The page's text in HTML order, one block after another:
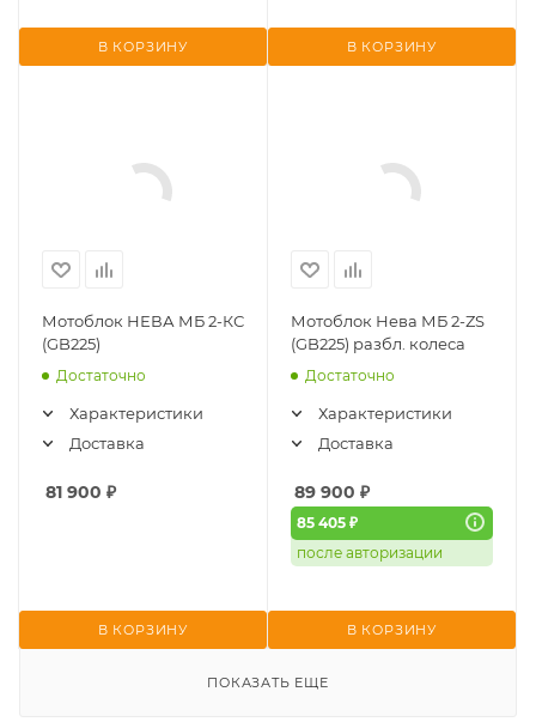
В КОРЗИНУ В КОРЗИНУ
Мотоблок НЕВА МБ 2-КС
(GB225)
Достаточно
Характеристики
Доставка
81 900 ₽
В КОРЗИНУ
Мотоблок Нева МБ 2-ZS
(GB225) разбл. колеса
Достаточно
Характеристики
Доставка
89 900 ₽
85 405 ₽
после авторизации
В КОРЗИНУ
ПОКАЗАТЬ ЕЩЕ